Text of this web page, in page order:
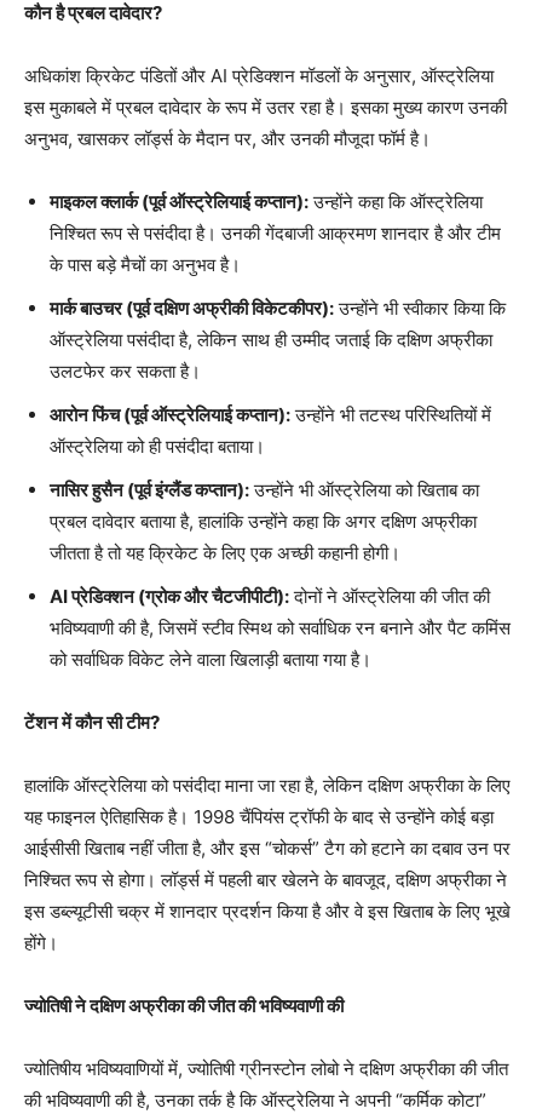
कौन है प्रबल दावेदार?
अधिकांश क्रिकेट पंडितों और AI प्रेडिक्शन मॉडलों के अनुसार, ऑस्ट्रेलिया
इस मुकाबले में प्रबल दावेदार के रूप में उतर रहा है। इसका मुख्य कारण उनकी
अनुभव, खासकर लॉर्ड्स के मैदान पर, और उनकी मौजूदा फॉर्म है।
माइकल क्लार्क (पूर्व ऑस्ट्रेलियाई कप्तान):उन्होंने कहा कि ऑस्ट्रेलिया
निश्चित रूप से पसंदीदा है। उनकी गेंदबाजी आक्रमण शानदार है और टीम
के पास बड़े मैचों का अनुभव है।
मार्क बाउचर (पूर्व दक्षिण अफ्रीकी विकेटकीपर):उन्होंने भी स्वीकार किया कि
ऑस्ट्रेलिया पसंदीदा है, लेकिन साथ ही उम्मीद जताई कि दक्षिण अफ्रीका
उलटफेर कर सकता है।
आरोन फिंच (पूर्व ऑस्ट्रेलियाई कप्तान):उन्होंने भी तटस्थ परिस्थितियों में
ऑस्ट्रेलिया को ही पसंदीदा बताया।
नासिर हुसैन (पूर्व इंग्लैंड कप्तान):उन्होंने भी ऑस्ट्रेलिया को खिताब का
प्रबल दावेदार बताया है, हालांकि उन्होंने कहा कि अगर दक्षिण अफ्रीका
जीतता है तो यह क्रिकेट के लिए एक अच्छी कहानी होगी।
AI प्रेडिक्शन (ग्रोक और चैटजीपीटी):दोनों ने ऑस्ट्रेलिया की जीत की
भविष्यवाणी की है, जिसमें स्टीव स्मिथ को सर्वाधिक रन बनाने और पैट कमिंस
को सर्वाधिक विकेट लेने वाला खिलाड़ी बताया गया है।
टेंशन में कौन सी टीम?
हालांकि ऑस्ट्रेलिया को पसंदीदा माना जा रहा है, लेकिन दक्षिण अफ्रीका के लिए
यह फाइनल ऐतिहासिक है। 1998 चैंपियंस ट्रॉफी के बाद से उन्होंने कोई बड़ा
आईसीसी खिताब नहीं जीता है, और इस “चोकर्स” टैग को हटाने का दबाव उन पर
निश्चित रूप से होगा। लॉर्ड्स में पहली बार खेलने के बावजूद, दक्षिण अफ्रीका ने
इस डब्ल्यूटीसी चक्र में शानदार प्रदर्शन किया है और वे इस खिताब के लिए भूखे
होंगे।
ज्योतिषी ने दक्षिण अफ्रीका की जीत की भविष्यवाणी की
ज्योतिषीय भविष्यवाणियों में, ज्योतिषी ग्रीनस्टोन लोबो ने दक्षिण अफ्रीका की जीत
की भविष्यवाणी की है, उनका तर्क है कि ऑस्ट्रेलिया ने अपनी “कर्मिक कोटा”